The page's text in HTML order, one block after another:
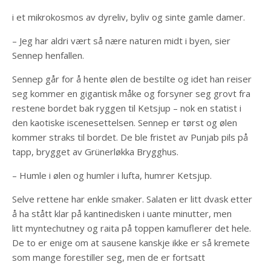
i et mikrokosmos av dyreliv, byliv og sinte gamle damer.
– Jeg har aldri vært så nære naturen midt i byen, sier
Sennep henfallen.
Sennep går for å hente ølen de bestilte og idet han reiser
seg kommer en gigantisk måke og forsyner seg grovt fra
restene bordet bak ryggen til Ketsjup – nok en statist i
den kaotiske iscenesettelsen. Sennep er tørst og ølen
kommer straks til bordet. De ble fristet av Punjab pils på
tapp, brygget av Grünerløkka Brygghus.
– Humle i ølen og humler i lufta, humrer Ketsjup.
Selve rettene har enkle smaker. Salaten er litt dvask etter
å ha stått klar på kantinedisken i uante minutter, men
litt myntechutney og raita på toppen kamuflerer det hele.
De to er enige om at sausene kanskje ikke er så kremete
som mange forestiller seg, men de er fortsatt